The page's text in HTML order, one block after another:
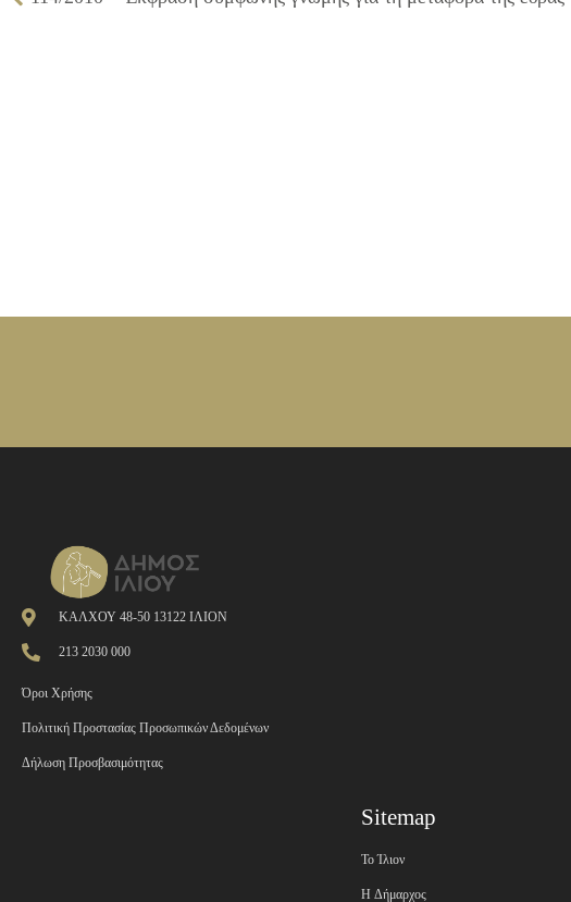
ΚΑΛΧΟΥ 48-50 13122 ΙΛΙΟΝ
213 2030 000
Όροι Χρήσης
Πολιτική Προστασίας Προσωπικών Δεδομένων
Δήλωση Προσβασιμότητας
Sitemap
Το Ίλιον
H Δήμαρχος